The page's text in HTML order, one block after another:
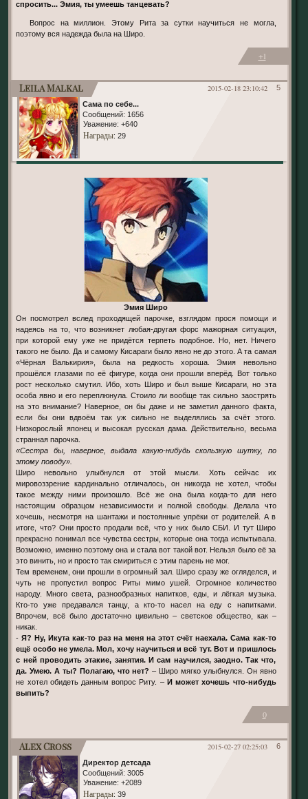
спросить... Эмия, ты умеешь танцевать?
Вопрос на миллион. Этому Рита за сутки научиться не могла,
поэтому вся надежда была на Широ.
+1
5
2015-02-18 23:10:42
Leila Malkal
Сама по себе...
Сообщений: 1656
Уважение: +640
Награды: 29
Эмия Широ
Он посмотрел вслед проходящей парочке, взглядом прося помощи и
надеясь на то, что возникнет любая-другая форс мажорная ситуация,
при которой ему уже не придётся терпеть подобное. Но, нет. Ничего
такого не было. Да и самому Кисараги было явно не до этого. А та самая
«Чёрная Валькирия», была на редкость хороша. Эмия невольно
прошёлся глазами по её фигуре, когда они прошли вперёд. Вот только
рост несколько смутил. Ибо, хоть Широ и был выше Кисараги, но эта
особа явно и его переплюнула. Стоило ли вообще так сильно заострять
на это внимание? Наверное, он бы даже и не заметил данного факта,
если бы они вдвоём так уж сильно не выделялись за счёт этого.
Низкорослый японец и высокая русская дама. Действительно, весьма
странная парочка.
«Сестра бы, наверное, выдала какую-нибудь скользкую шутку, по
этому поводу».
Широ невольно улыбнулся от этой мысли. Хоть сейчас их
мировоззрение кардинально отличалось, он никогда не хотел, чтобы
такое между ними произошло. Всё же она была когда-то для него
настоящим образцом независимости и полной свободы. Делала что
хочешь, несмотря на шантажи и постоянные упрёки от родителей. А в
итоге, что? Они просто продали всё, что у них было СБИ. И тут Широ
прекрасно понимал все чувства сестры, которые она тогда испытывала.
Возможно, именно поэтому она и стала вот такой вот. Нельзя было её за
это винить, но и просто так смириться с этим парень не мог.
Тем временем, они прошли в огромный зал. Широ сразу же огляделся, и
чуть не пропустил вопрос Риты мимо ушей. Огромное количество
народу. Много света, разнообразных напитков, еды, и лёгкая музыка.
Кто-то уже предавался танцу, а кто-то насел на еду с напитками.
Впрочем, всё было достаточно цивильно – светское общество, как –
никак.
-Я? Ну, Икута как-то раз на меня на этот счёт наехала. Сама как-то
ещё особо не умела. Мол, хочу научиться и всё тут. Вот и пришлось
с ней проводить этакие, занятия. И сам научился, заодно. Так что,
да. Умею. А ты? Полагаю, что нет? – Широ мягко улыбнулся. Он явно
не хотел обидеть данным вопрос Риту. – И может хочешь что-нибудь
выпить?
0
6
2015-02-27 02:25:03
Alex Cross
Директор детсада
Сообщений: 3005
Уважение: +2089
Награды: 39